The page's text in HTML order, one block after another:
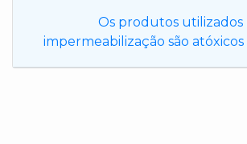
Os produtos utilizados
impermeabilização são atóxicos